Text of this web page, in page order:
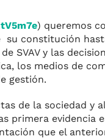
) queremos
su constitución
SVAV y las
los medios de
gestión.
de la sociedad y
primera evidencia
que el